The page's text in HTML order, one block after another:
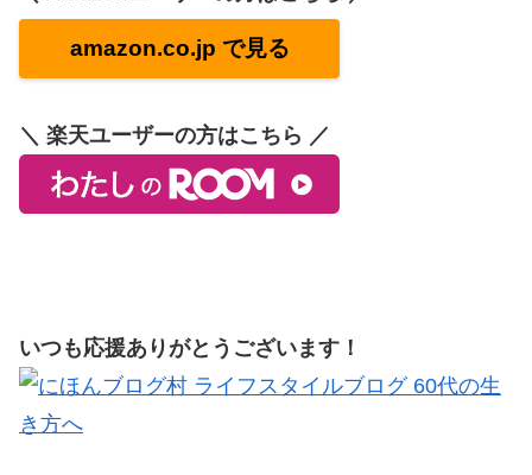
amazon.co.jp で見る
＼ 楽天ユーザーの方はこちら ／
いつも応援ありがとうございます！